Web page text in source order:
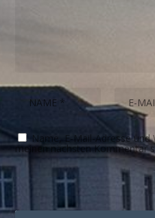
Name, E-Mail-Adresse
meinen nächsten Kommentar